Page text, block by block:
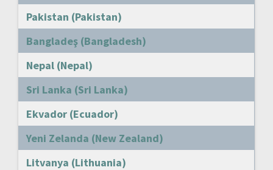
Pakistan (Pakistan)
Bangladeş (Bangladesh)
Nepal (Nepal)
Sri Lanka (Sri Lanka)
Ekvador (Ecuador)
Yeni Zelanda (New Zealand)
Litvanya (Lithuania)